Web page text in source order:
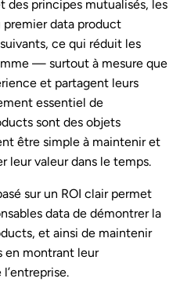
des principes mutualisés, les
data product
ce qui réduit les
— surtout à mesure que
et partagent leurs
essentiel de
sont des objets
être simple à maintenir et
leur valeur dans le temps.
sur un ROI clair permet
data de démontrer la
et ainsi de maintenir
en montrant leur